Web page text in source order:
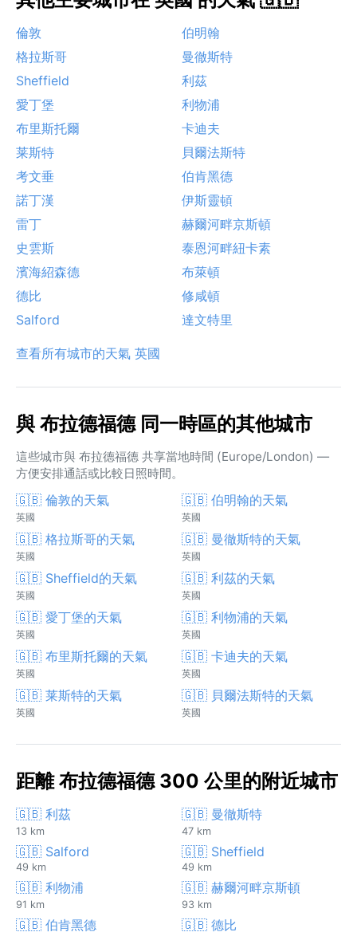
倫敦
伯明翰
格拉斯哥
曼徹斯特
Sheffield
利茲
愛丁堡
利物浦
布里斯托爾
卡迪夫
莱斯特
貝爾法斯特
考文垂
伯肯黑德
諾丁漢
伊斯靈頓
雷丁
赫爾河畔京斯頓
史雲斯
泰恩河畔紐卡素
濱海紹森德
布萊頓
德比
修咸頓
Salford
達文特里
查看所有城市的天氣 英國
與 布拉德福德 同一時區的其他城市
這些城市與 布拉德福德 共享當地時間 (Europe/London) —
方便安排通話或比較日照時間。
🇬🇧 倫敦的天氣
英國
🇬🇧 伯明翰的天氣
英國
🇬🇧 格拉斯哥的天氣
英國
🇬🇧 曼徹斯特的天氣
英國
🇬🇧 Sheffield的天氣
英國
🇬🇧 利茲的天氣
英國
🇬🇧 愛丁堡的天氣
英國
🇬🇧 利物浦的天氣
英國
🇬🇧 布里斯托爾的天氣
英國
🇬🇧 卡迪夫的天氣
英國
🇬🇧 莱斯特的天氣
英國
🇬🇧 貝爾法斯特的天氣
英國
距離 布拉德福德 300 公里的附近城市
🇬🇧 利茲
13 km
🇬🇧 曼徹斯特
47 km
🇬🇧 Salford
49 km
🇬🇧 Sheffield
49 km
🇬🇧 利物浦
91 km
🇬🇧 赫爾河畔京斯頓
93 km
🇬🇧 伯肯黑德 🇬🇧 德比